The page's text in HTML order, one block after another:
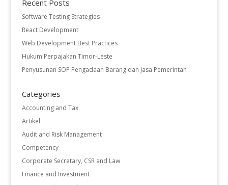
Recent Posts
Software Testing Strategies
React Development
Web Development Best Practices
Hukum Perpajakan Timor-Leste
Penyusunan SOP Pengadaan Barang dan Jasa Pemerintah
Categories
Accounting and Tax
Artikel
Audit and Risk Management
Competency
Corporate Secretary, CSR and Law
Finance and Investment